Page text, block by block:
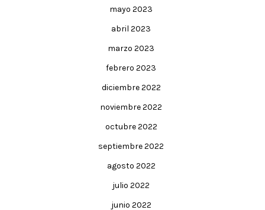
mayo 2023
abril 2023
marzo 2023
febrero 2023
diciembre 2022
noviembre 2022
octubre 2022
septiembre 2022
agosto 2022
julio 2022
junio 2022